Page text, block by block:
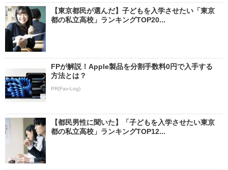
【東京都民が選んだ】子どもを入学させたい「東京
都の私立高校」ランキングTOP20...
FPが解説！Apple製品を分割手数料0円で入手する
方法とは？
PR(Fav-Log)
【都民男性に聞いた】「子どもを入学させたい東京
都の私立高校」ランキングTOP12...